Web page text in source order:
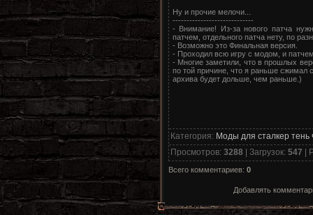
Ну и прочие мелочи...
-----------------------------
- Внимание! Из-за нового патча
патчем, отдельного патча нету, по
- Возможно это Финальная версия.
- Проходил всю игру с модом, и
- Многие заметили, что в прошлых
по той причине, что я раньше
архива будет дольше, чем раньше.)
Категория: Моды для сталкер тень
Просмотров: 3288| Загрузок: 547 |
Всего комментариев: 0
Добавлять